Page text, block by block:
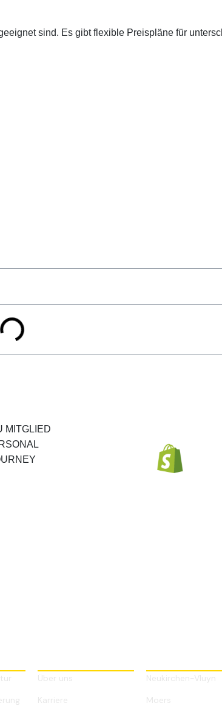
sind. Es gibt flexible Preispläne für
Über uns
Karriere
Neukirchen-Vluyn
Moers